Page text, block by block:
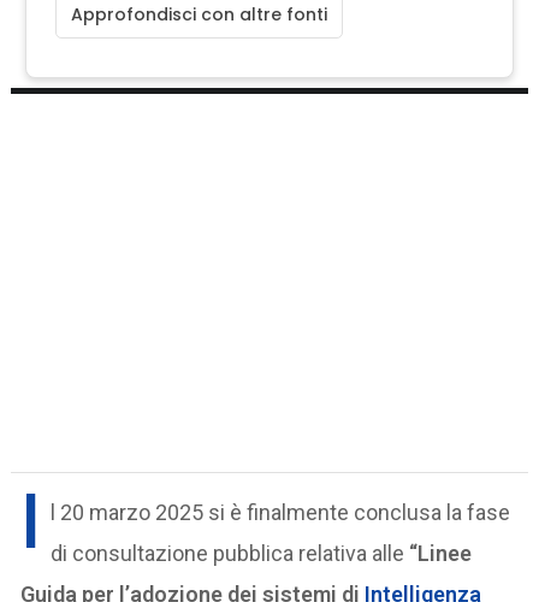
Approfondisci con altre fonti
I
l 20 marzo 2025 si è finalmente conclusa la fase
di consultazione pubblica relativa alle “Linee
Guida per l’adozione dei sistemi di Intelligenza